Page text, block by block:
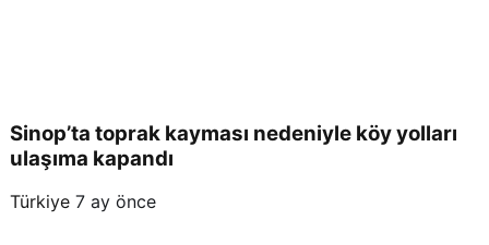
Sinop’ta toprak kayması nedeniyle köy yolları
ulaşıma kapandı
Türkiye 7 ay önce